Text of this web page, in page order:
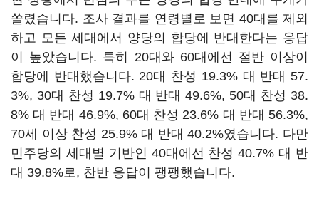
쏠렸습니다. 조사 결과를 연령별로 보면 40대를 제외
하고 모든 세대에서 양당의 합당에 반대한다는 응답
이 높았습니다. 특히 20대와 60대에선 절반 이상이
합당에 반대했습니다. 20대 찬성 19.3% 대 반대 57.
3%, 30대 찬성 19.7% 대 반대 49.6%, 50대 찬성 38.
8% 대 반대 46.9%, 60대 찬성 23.6% 대 반대 56.3%,
70세 이상 찬성 25.9% 대 반대 40.2%였습니다. 다만
민주당의 세대별 기반인 40대에선 찬성 40.7% 대 반
대 39.8%로, 찬반 응답이 팽팽했습니다.